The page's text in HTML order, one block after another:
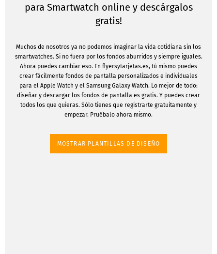
para Smartwatch online y descárgalos
gratis!
Muchos de nosotros ya no podemos imaginar la vida cotidiana sin los
smartwatches. Si no fuera por los fondos aburridos y siempre iguales.
Ahora puedes cambiar eso. En flyersytarjetas.es, tú mismo puedes
crear fácilmente fondos de pantalla personalizados e individuales
para el Apple Watch y el Samsung Galaxy Watch. Lo mejor de todo:
diseñar y descargar los fondos de pantalla es gratis. Y puedes crear
todos los que quieras. Sólo tienes que registrarte gratuitamente y
empezar. Pruébalo ahora mismo.
MOSTRAR PLANTILLAS DE DISEÑO